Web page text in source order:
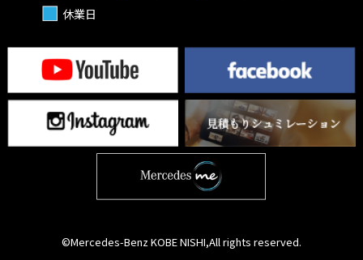
休業日
©Mercedes-Benz KOBE NISHI,All rights reserved.